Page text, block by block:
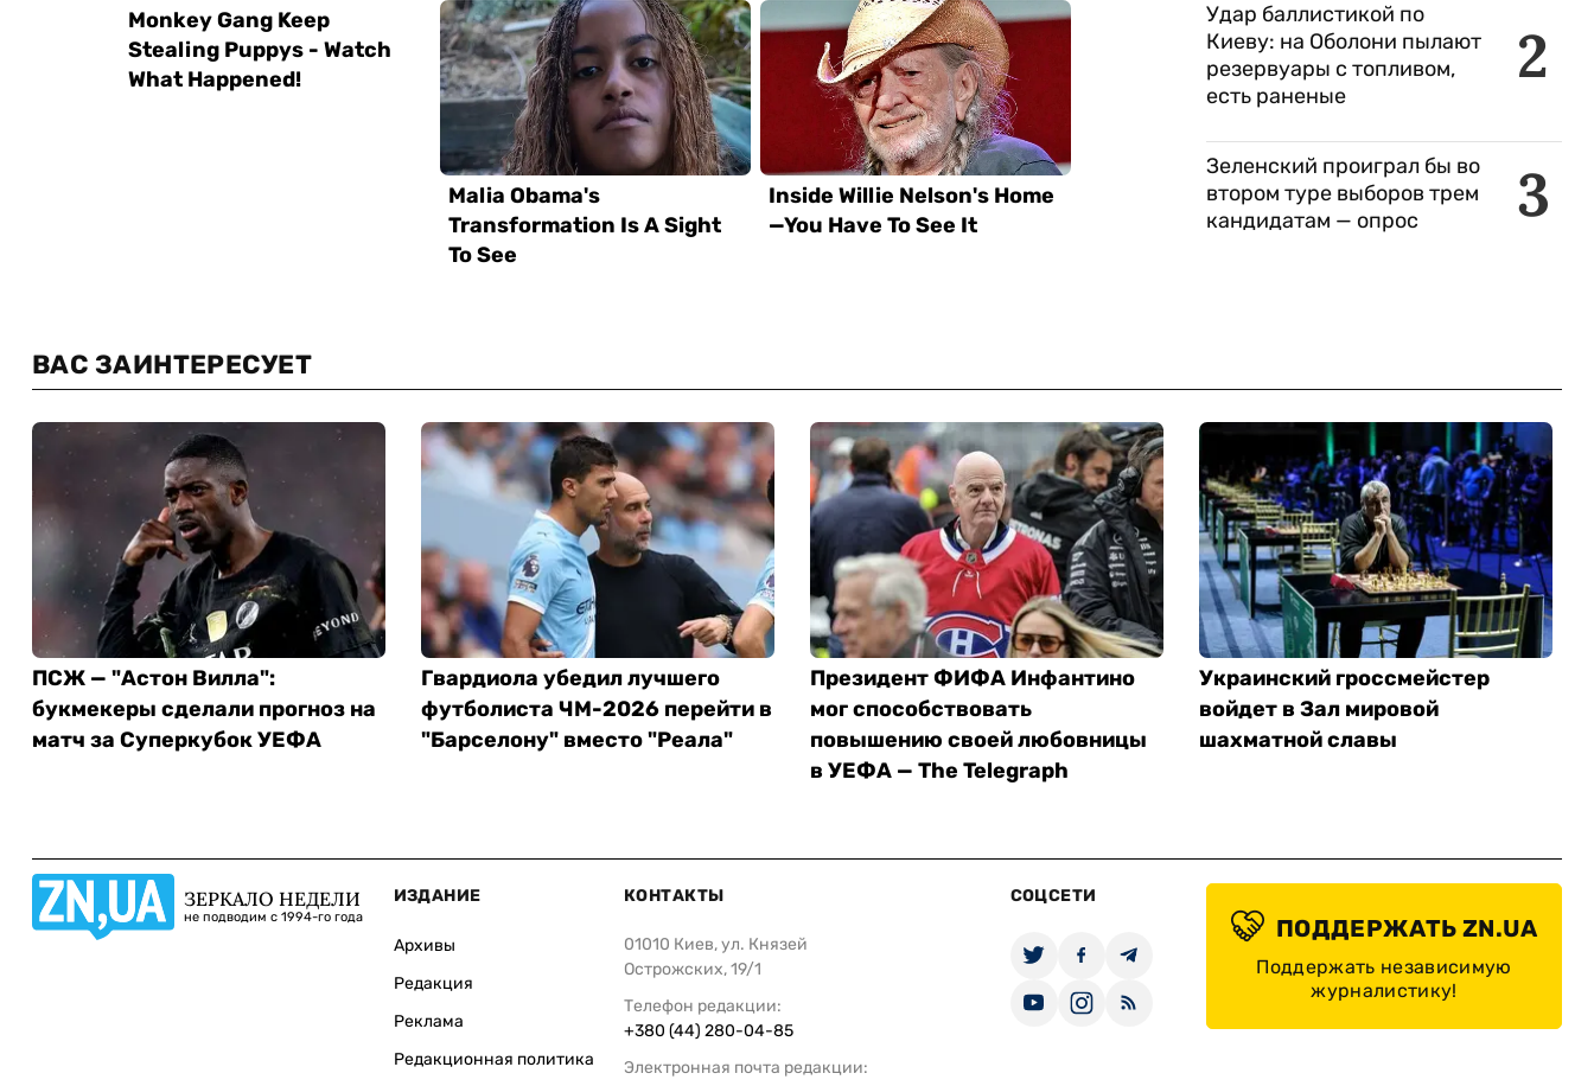
2
Удар баллистикой по
Киеву: на Оболони пылают
резервуары с топливом,
есть раненые
3
Зеленский проиграл бы во
втором туре выборов трем
кандидатам — опрос
ВАС ЗАИНТЕРЕСУЕТ
ПСЖ — "Астон Вилла":
букмекеры сделали прогноз на
матч за Суперкубок УЕФА
Гвардиола убедил лучшего
футболиста ЧМ-2026 перейти в
"Барселону" вместо "Реала"
Президент ФИФА Инфантино
мог способствовать
повышению своей любовницы
в УЕФА — The Telegraph
Украинский гроссмейстер
войдет в Зал мировой
шахматной славы
ЗЕРКАЛО НЕДЕЛИ
не подводим с 1994-го года
ИЗДАНИЕ
Архивы
Редакция
Реклама
Редакционная политика
КОНТАКТЫ
01010 Киев, ул. Князей
Острожских, 19/1
Телефон редакции:
+380 (44) 280-04-85
Электронная почта редакции:
СОЦСЕТИ
ПОДДЕРЖАТЬ ZN.UA
Поддержать независимую
журналистику!